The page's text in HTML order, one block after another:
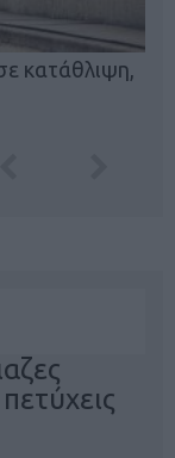
κατάθλιψη,